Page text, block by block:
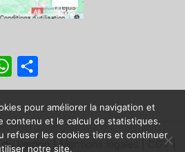
W
h
a
t
a
r
t
du Verdon |Mentions légales CGV|
pour améliorer la navigation et
contenu et le calcul de statistiques.
refuser les cookies tiers et continuer
notre site.